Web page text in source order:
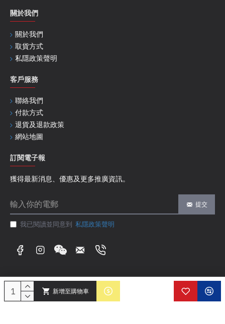
新增至購物車
關於我們
關於我們
取貨方式
私隱政策聲明
客戶服務
聯絡我們
付款方式
退貨及退款政策
網站地圖
訂閱電子報
獲得最新消息、優惠及更多推廣資訊。
提交
我已閱讀並同意到 私隱政策聲明
Copyright ©2026, Regent Lane Limited, All Rights Reserved